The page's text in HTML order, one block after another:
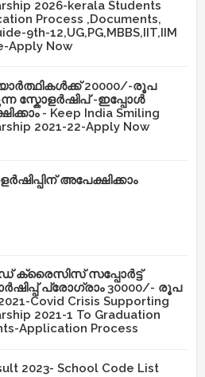
2026-kerala Students
Process ,Documents,
9th-12,UG,PG,MBBS,IIT,IIM
Apply Now
20000/-രൂപ
സ്കോളർഷിപ് -ഇപ്പോൾ
- Keep India Smiling
2021-22-Apply Now
അപേക്ഷിക്കാം
ക്രൈസിസ് സപ്പോർട്ട്
പ്രോഗ്രാം 30000/- രൂപ
Covid Crisis Supporting
2021-1 To Graduation
Application Process
2023- School Code List